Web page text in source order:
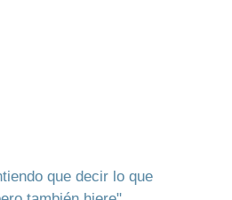
que decir lo que